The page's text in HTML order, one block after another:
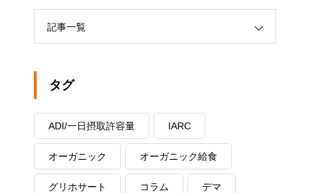
記事一覧
タグ
ADI/一日摂取許容量 IARC
オーガニック オーガニック給食
グリホサート コラム デマ